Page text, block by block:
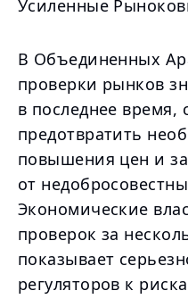
Усиленные
В Объединенных
проверки рынков
в последнее время,
предотвратить
повышения цен и
от
Экономические
проверок за
показывает
регуляторов к